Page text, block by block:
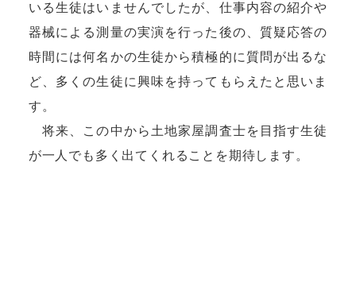
いる生徒はいませんでしたが、仕事内容の紹介や
器械による測量の実演を行った後の、質疑応答の
時間には何名かの生徒から積極的に質問が出るな
ど、多くの生徒に興味を持ってもらえたと思いま
す。
将来、この中から土地家屋調査士を目指す生徒
が一人でも多く出てくれることを期待します。